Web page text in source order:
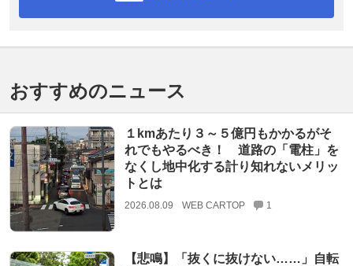
おすすめのニュース
１kmあたり３～５億円もかかるがそ
れでもやるべき！ 道路の「電柱」を
なくし地中化する計り知れないメリッ
トとは
2026.08.09 WEB CARTOP 1
【悲鳴】「抜くに抜けない……」自転